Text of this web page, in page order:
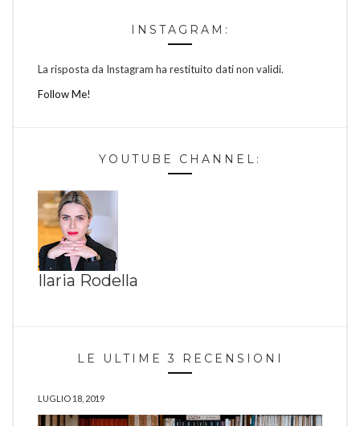
INSTAGRAM:
La risposta da Instagram ha restituito dati non validi.
Follow Me!
YOUTUBE CHANNEL:
Ilaria Rodella
LE ULTIME 3 RECENSIONI
LUGLIO 18, 2019